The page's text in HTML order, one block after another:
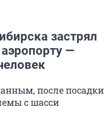
застрял
—
после посадки
с шасси